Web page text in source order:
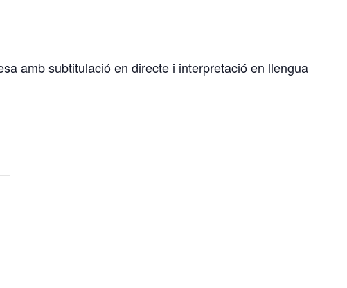
amb subtitulació en directe i interpretació en llengua